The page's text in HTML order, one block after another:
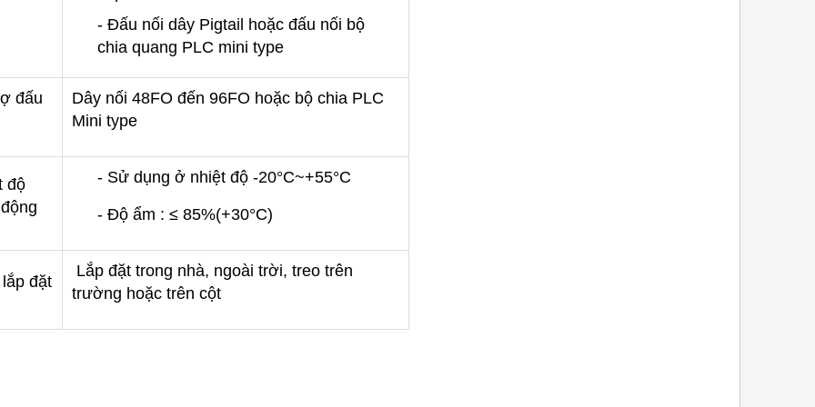
- Đấu nối dây Pigtail hoặc đấu nối bộ
chia quang PLC mini type
đấu
Dây nối 48FO đến 96FO hoặc bộ chia PLC
Mini type
độ
- Sử dụng ở nhiệt độ -20°C~+55°C
- Độ ẩm : ≤ 85%(+30°C)
đặt
Lắp đặt trong nhà, ngoài trời, treo trên
trường hoặc trên cột